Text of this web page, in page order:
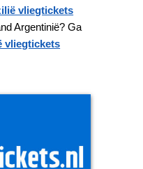
vliegtickets
Argentinië? Ga
vliegtickets